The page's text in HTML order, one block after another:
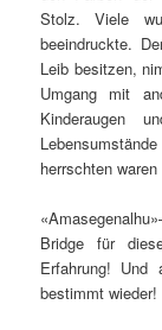
Stolz. Viele
beeindruckte.
Leib besitzen,
Umgang mit
Kinderaugen
herrschten
Bridge für
Erfahrung! Und
bestimmt wieder!